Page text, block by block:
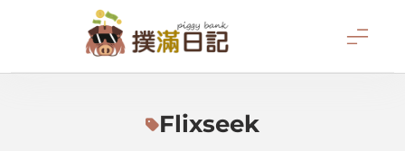
撲滿日記
Flixseek